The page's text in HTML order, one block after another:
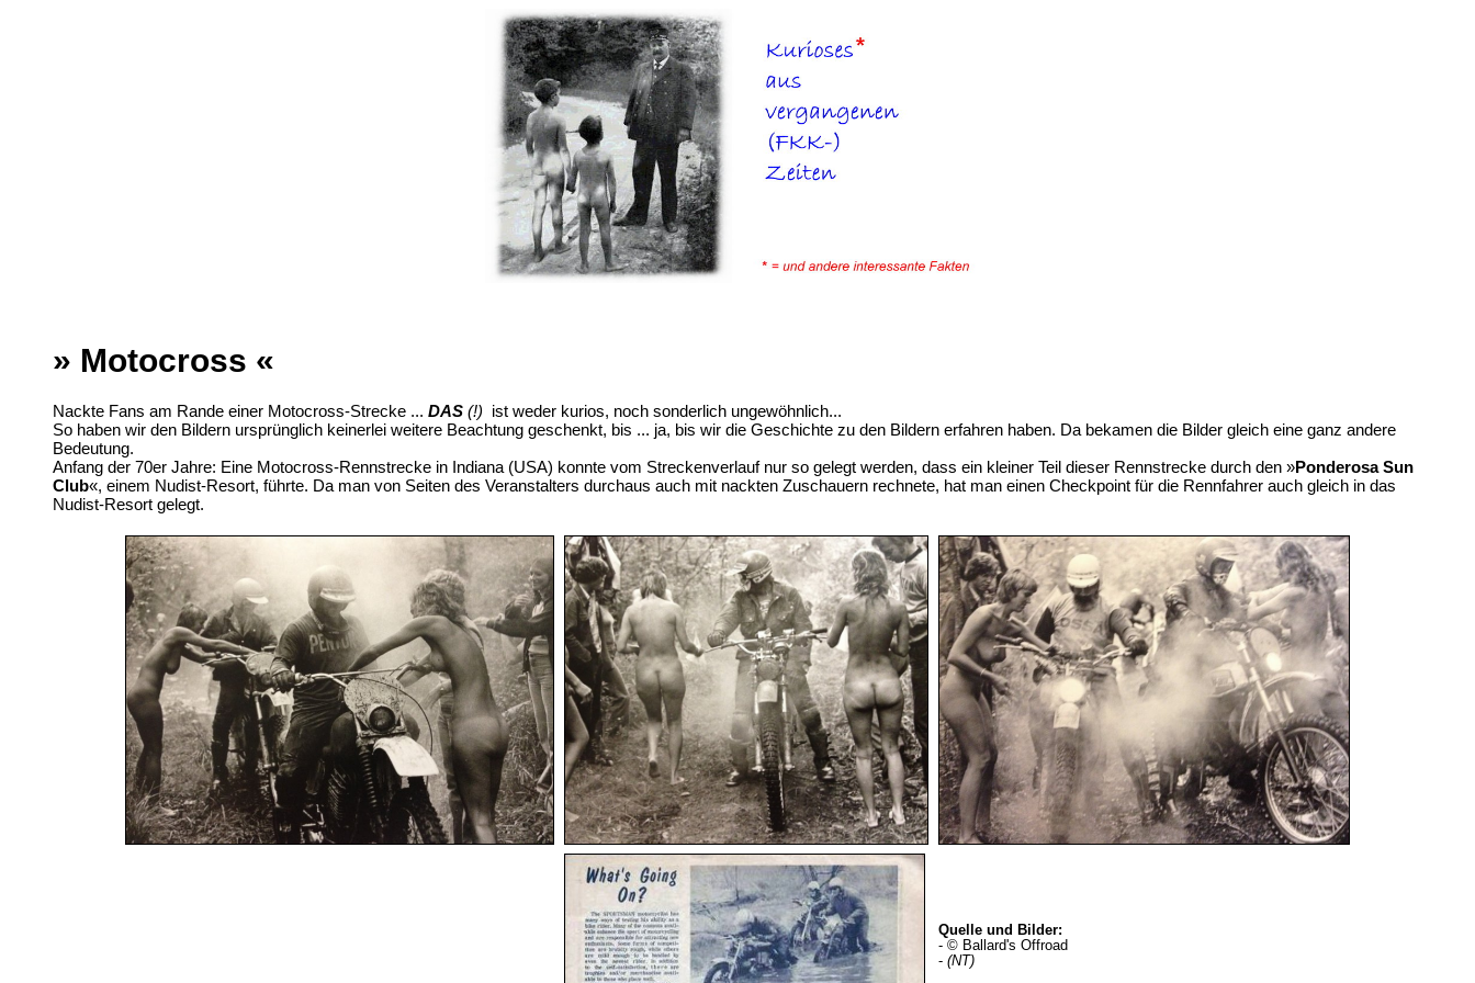
» Motocross «
Nackte Fans am Rande einer Motocross-Strecke ... DAS (!) ist weder kurios, noch sonderlich ungewöhnlich...
So haben wir den Bildern ursprünglich keinerlei weitere Beachtung geschenkt, bis ... ja, bis wir die Geschichte zu den Bildern erfahren haben. Da bekamen die Bilder gleich eine ganz andere
Bedeutung.
Anfang der 70er Jahre: Eine Motocross-Rennstrecke in Indiana (USA) konnte vom Streckenverlauf nur so gelegt werden, dass ein kleiner Teil dieser Rennstrecke durch den »Ponderosa Sun
Club«, einem Nudist-Resort, führte. Da man von Seiten des Veranstalters durchaus auch mit nackten Zuschauern rechnete, hat man einen Checkpoint für die Rennfahrer auch gleich in das
Nudist-Resort gelegt.
Quelle und Bilder:
- © Ballard's Offroad
- (NT)